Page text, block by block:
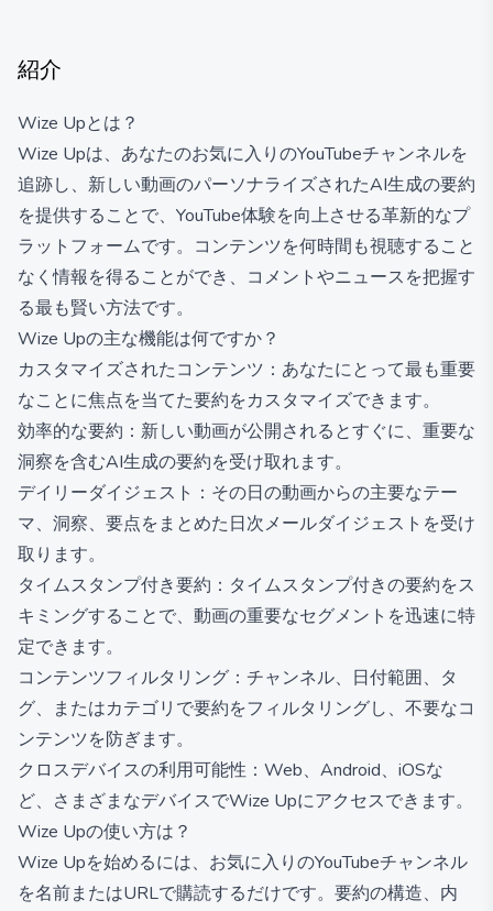
紹介
Wize Upとは？
Wize Upは、あなたのお気に入りのYouTubeチャンネルを
追跡し、新しい動画のパーソナライズされたAI生成の要約
を提供することで、YouTube体験を向上させる革新的なプ
ラットフォームです。コンテンツを何時間も視聴すること
なく情報を得ることができ、コメントやニュースを把握す
る最も賢い方法です。
Wize Upの主な機能は何ですか？
カスタマイズされたコンテンツ：あなたにとって最も重要
なことに焦点を当てた要約をカスタマイズできます。
効率的な要約：新しい動画が公開されるとすぐに、重要な
洞察を含むAI生成の要約を受け取れます。
デイリーダイジェスト：その日の動画からの主要なテー
マ、洞察、要点をまとめた日次メールダイジェストを受け
取ります。
タイムスタンプ付き要約：タイムスタンプ付きの要約をス
キミングすることで、動画の重要なセグメントを迅速に特
定できます。
コンテンツフィルタリング：チャンネル、日付範囲、タ
グ、またはカテゴリで要約をフィルタリングし、不要なコ
ンテンツを防ぎます。
クロスデバイスの利用可能性：Web、Android、iOSな
ど、さまざまなデバイスでWize Upにアクセスできます。
Wize Upの使い方は？
Wize Upを始めるには、お気に入りのYouTubeチャンネル
を名前またはURLで購読するだけです。要約の構造、内